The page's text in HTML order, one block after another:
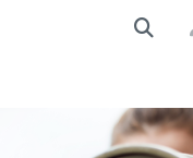
Fernunterricht